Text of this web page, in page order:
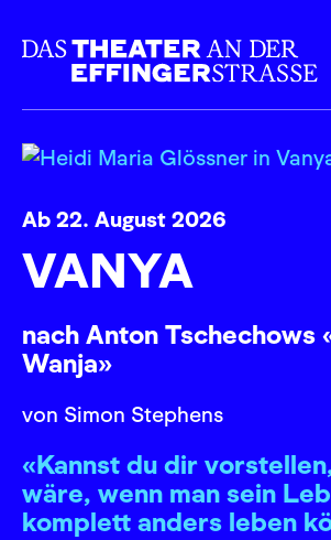
Ab 22. August 2026
VANYA
nach Anton Tschechows
Wanja»
von Simon Stephens
«Kannst du dir
wäre, wenn man sein
komplett anders leben